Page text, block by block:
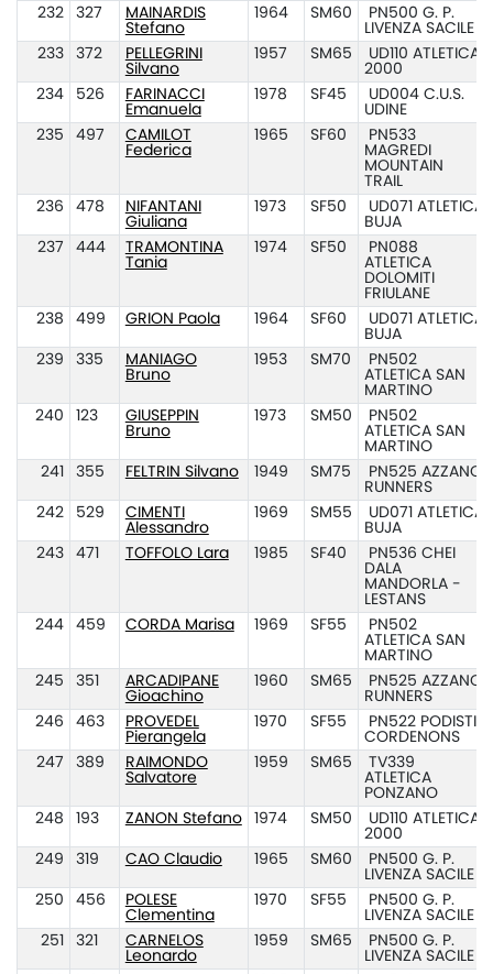
232
327
MAINARDIS
Stefano
1964 SM60
PN500 G. P.
LIVENZA SACILE
233
372
PELLEGRINI
Silvano
1957 SM65
UD110 ATLETICA
2000
234
526
FARINACCI
Emanuela
1978 SF45
UD004 C.U.S.
UDINE
235
497
CAMILOT
Federica
1965 SF60
PN533
MAGREDI
MOUNTAIN
TRAIL
236
478
NIFANTANI
Giuliana
1973 SF50
UD071 ATLETICA
BUJA
237
444
TRAMONTINA
Tania
1974 SF50
PN088
ATLETICA
DOLOMITI
FRIULANE
238
499 GRION Paola 1964 SF60
UD071 ATLETICA
BUJA
239
335
MANIAGO
Bruno
1953 SM70
PN502
ATLETICA SAN
MARTINO
240
123
GIUSEPPIN
Bruno
1973 SM50
PN502
ATLETICA SAN
MARTINO
241
355 FELTRIN Silvano 1949 SM75
PN525 AZZANO
RUNNERS
242
529
CIMENTI
Alessandro
1969 SM55
UD071 ATLETICA
BUJA
243
471 TOFFOLO Lara 1985 SF40
PN536 CHEI
DALA
MANDORLA -
LESTANS
244
459 CORDA Marisa 1969 SF55
PN502
ATLETICA SAN
MARTINO
245
351
ARCADIPANE
Gioachino
1960 SM65
PN525 AZZANO
RUNNERS
246
463
PROVEDEL
Pierangela
1970 SF55
PN522 PODISTI
CORDENONS
247
389
RAIMONDO
Salvatore
1959 SM65
TV339
ATLETICA
PONZANO
248
193 ZANON Stefano 1974 SM50
UD110 ATLETICA
2000
249
319 CAO Claudio 1965 SM60
PN500 G. P.
LIVENZA SACILE
250
456
POLESE
Clementina
1970 SF55
PN500 G. P.
LIVENZA SACILE
251
321
CARNELOS
Leonardo
1959 SM65
PN500 G. P.
LIVENZA SACILE